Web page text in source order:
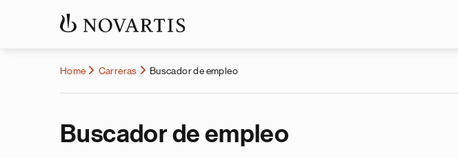
Home Carreras Buscador de empleo
Buscador de empleo